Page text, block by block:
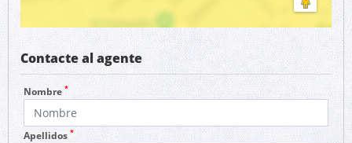
Contacte al agente
Nombre*
Apellidos*